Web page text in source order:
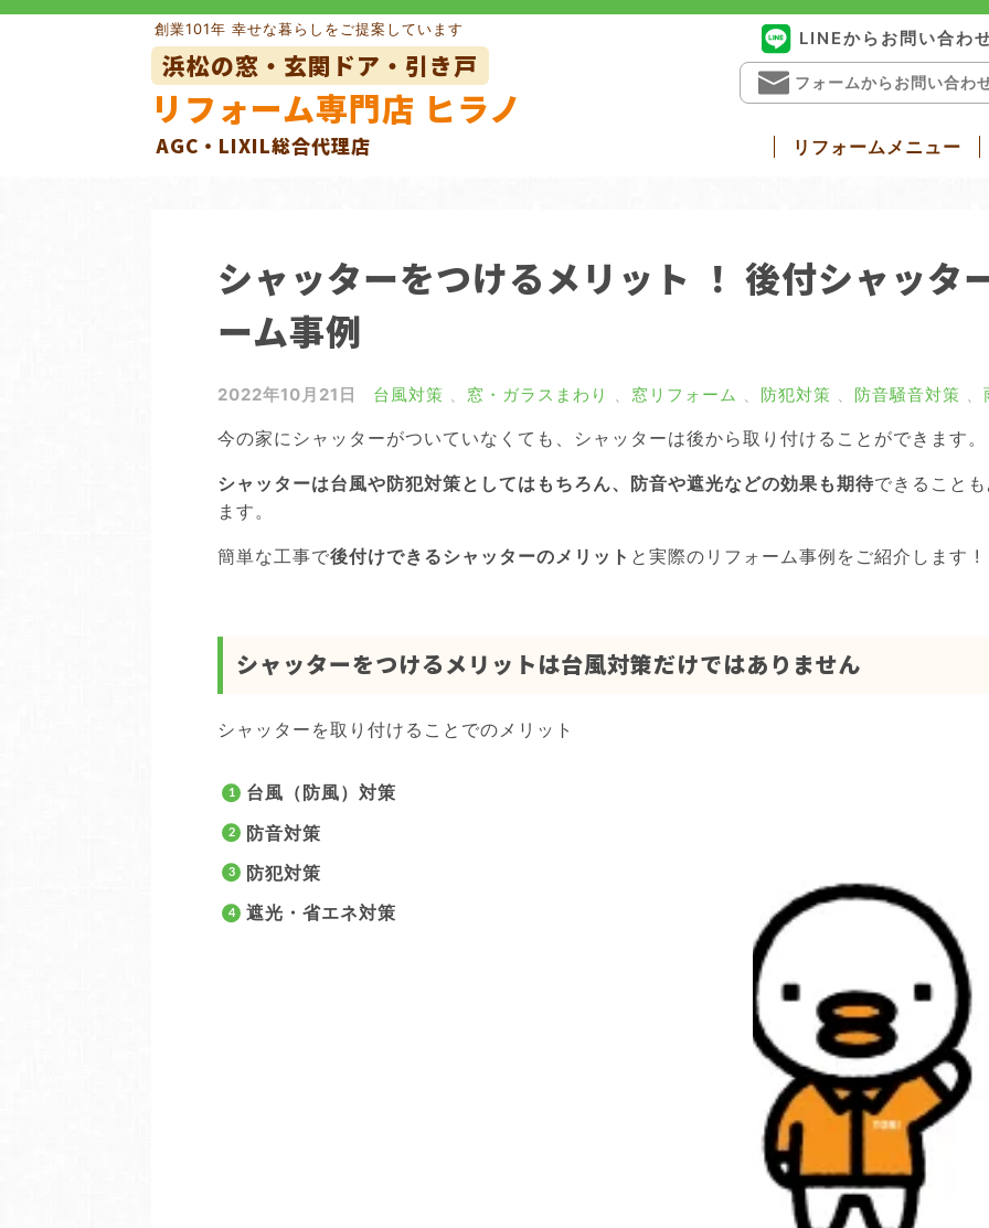
Skip
創業101年 幸せな暮らしをご提案しています
浜松の窓・玄関ドア・引き戸
リフォーム専門店 ヒラノ
AGC・LIXIL総合代理店 リフォームメニュー
LINEからお問い合わ
フォームからお問い合わ
外壁リフォーム
シャッターをつけるメリット ！ 後付シャッタ
ーム事例
2022年10月21日 台風対策 、 窓・ガラスまわり 、 窓リフォーム 、 防犯対策 、 防音騒音対策 、
今の家にシャッターがついていなくても、シャッターは後から取り付けることができます。
シャッターは台風や防犯対策としてはもちろん、防音や遮光などの効果も期待できること
ます。
簡単な工事で後付けできるシャッターのメリット と実際のリフォーム事例をご紹介します !
シャッターをつけるメリットは台風対策だけではありません
シャッターを取り付けることでのメリット
台風（防風）対策
防音対策
防犯対策
遮光・省エネ対策